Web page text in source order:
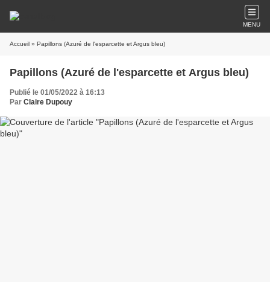
MENU
Accueil » Papillons (Azuré de l'esparcette et Argus bleu)
Papillons (Azuré de l'esparcette et Argus bleu)
Publié le 01/05/2022 à 16:13
Par Claire Dupouy